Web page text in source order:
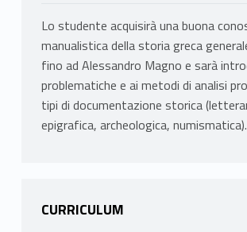
Lo studente acquisirà una buona
manualistica della storia greca
fino ad Alessandro Magno e sarà
problematiche e ai metodi di analisi
tipi di documentazione storica
epigrafica, archeologica, numismatica).
CURRICULUM